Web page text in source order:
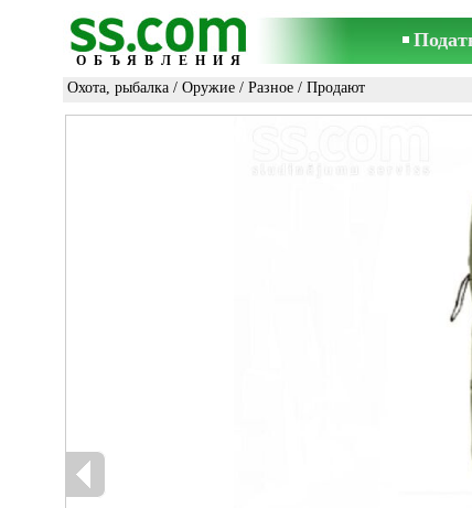
ОБЪЯВЛЕНИЯ
Охота, рыбалка / Оружие / Разное / Продают